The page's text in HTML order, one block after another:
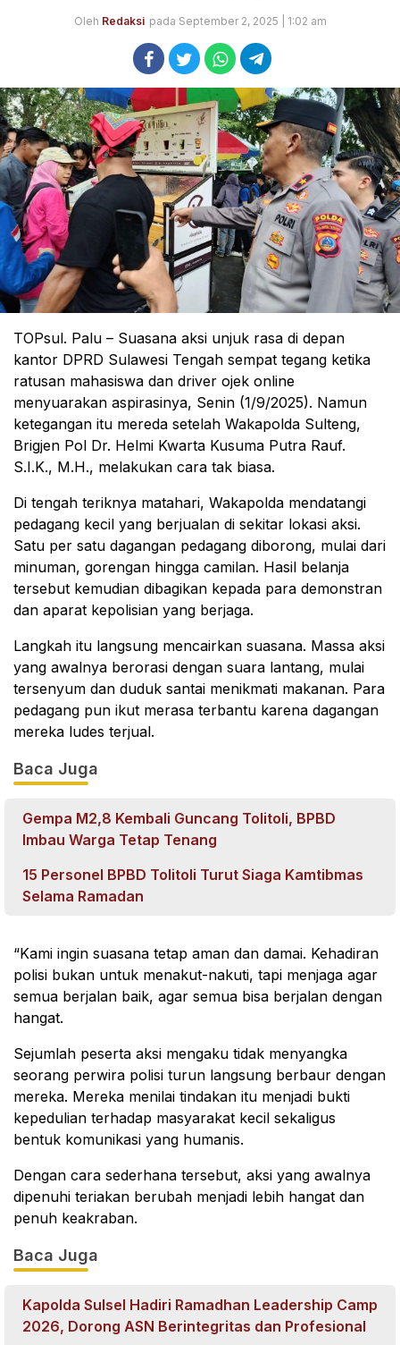
Oleh Redaksi pada September 2, 2025 | 1:02 am
TOPsul. Palu – Suasana aksi unjuk rasa di depan
kantor DPRD Sulawesi Tengah sempat tegang ketika
ratusan mahasiswa dan driver ojek online
menyuarakan aspirasinya, Senin (1/9/2025). Namun
ketegangan itu mereda setelah Wakapolda Sulteng,
Brigjen Pol Dr. Helmi Kwarta Kusuma Putra Rauf.
S.I.K., M.H., melakukan cara tak biasa.
Di tengah teriknya matahari, Wakapolda mendatangi
pedagang kecil yang berjualan di sekitar lokasi aksi.
Satu per satu dagangan pedagang diborong, mulai dari
minuman, gorengan hingga camilan. Hasil belanja
tersebut kemudian dibagikan kepada para demonstran
dan aparat kepolisian yang berjaga.
Langkah itu langsung mencairkan suasana. Massa aksi
yang awalnya berorasi dengan suara lantang, mulai
tersenyum dan duduk santai menikmati makanan. Para
pedagang pun ikut merasa terbantu karena dagangan
mereka ludes terjual.
Baca Juga
Gempa M2,8 Kembali Guncang Tolitoli, BPBD
Imbau Warga Tetap Tenang
15 Personel BPBD Tolitoli Turut Siaga Kamtibmas
Selama Ramadan
“Kami ingin suasana tetap aman dan damai. Kehadiran
polisi bukan untuk menakut-nakuti, tapi menjaga agar
semua berjalan baik, agar semua bisa berjalan dengan
hangat.
Sejumlah peserta aksi mengaku tidak menyangka
seorang perwira polisi turun langsung berbaur dengan
mereka. Mereka menilai tindakan itu menjadi bukti
kepedulian terhadap masyarakat kecil sekaligus
bentuk komunikasi yang humanis.
Dengan cara sederhana tersebut, aksi yang awalnya
dipenuhi teriakan berubah menjadi lebih hangat dan
penuh keakraban.
Baca Juga
Kapolda Sulsel Hadiri Ramadhan Leadership Camp
2026, Dorong ASN Berintegritas dan Profesional